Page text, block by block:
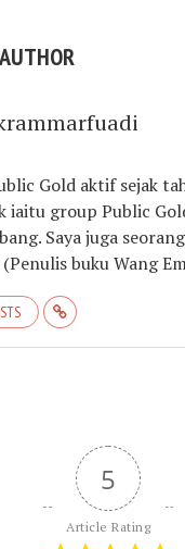
Gold aktif sejak
iaitu group Public
Saya juga
buku Wang
5
Article Rating